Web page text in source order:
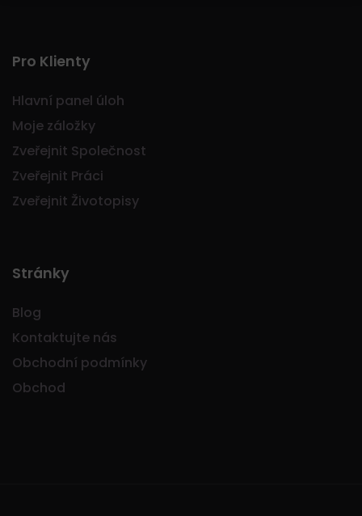
Pro Klienty
Hlavní panel úloh
Moje záložky
Zveřejnit Společnost
Zveřejnit Práci
Zveřejnit Životopisy
Stránky
Blog
Kontaktujte nás
Obchodní podmínky
Obchod